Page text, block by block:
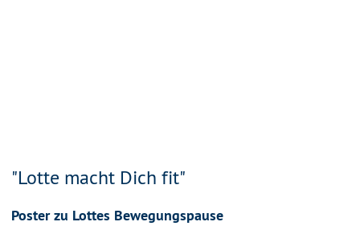
"Lotte macht Dich fit"
Poster zu Lottes Bewegungspause